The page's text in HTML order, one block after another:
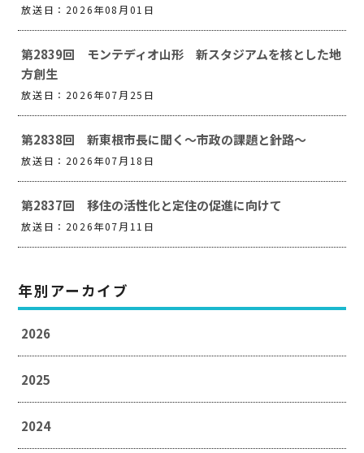
放送日：2026年08月01日
第2839回 モンテディオ山形 新スタジアムを核とした地
方創生
放送日：2026年07月25日
第2838回 新東根市長に聞く～市政の課題と針路～
放送日：2026年07月18日
第2837回 移住の活性化と定住の促進に向けて
放送日：2026年07月11日
年別アーカイブ
2026
2025
2024